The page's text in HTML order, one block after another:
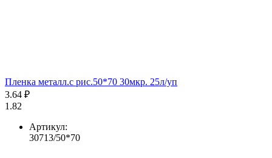
Пленка металл.с рис.50*70 30мкр. 25л/уп
3.64 ₽
1.82
Артикул:
30713/50*70